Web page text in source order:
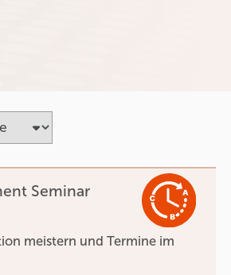
Seminar
meistern und Termine im